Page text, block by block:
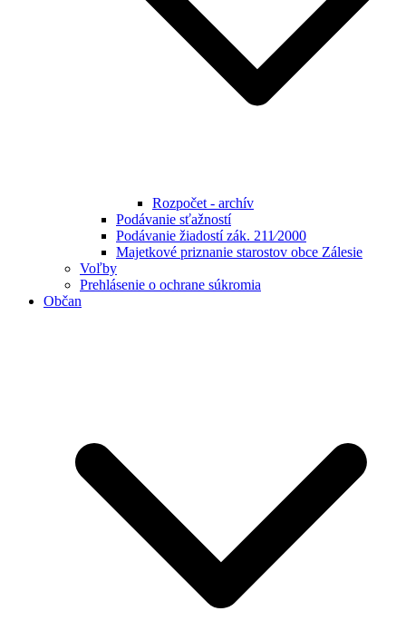
Rozpočet - archív
Podávanie sťažností
Podávanie žiadostí zák. 211⁄2000
Majetkové priznanie starostov obce Zálesie
Voľby
Prehlásenie o ochrane súkromia
Občan